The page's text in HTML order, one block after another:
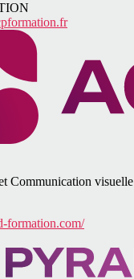
Communication visuelle
formation.com/